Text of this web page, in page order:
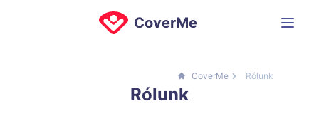
CoverMe
CoverMe Rólunk
Rólunk